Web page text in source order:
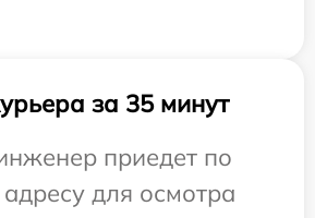
за 35 минут
приедет по
для осмотра